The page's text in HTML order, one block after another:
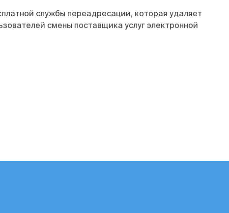
службы переадресации, которая удаляет
смены поставщика услуг электронной